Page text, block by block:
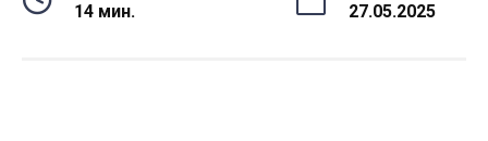
14 мин. 27.05.2025